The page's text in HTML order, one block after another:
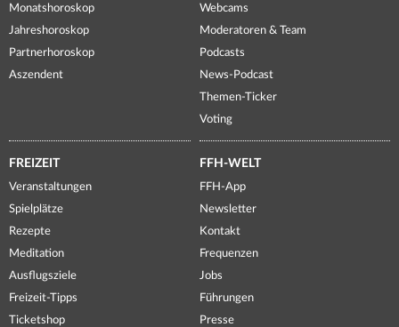
Monatshoroskop
Jahreshoroskop
Partnerhoroskop
Aszendent
Webcams
Moderatoren & Team
Podcasts
News-Podcast
Themen-Ticker
Voting
FREIZEIT
Veranstaltungen
Spielplätze
Rezepte
Meditation
Ausflugsziele
Freizeit-Tipps
Ticketshop
FFH-WELT
FFH-App
Newsletter
Kontakt
Frequenzen
Jobs
Führungen
Presse